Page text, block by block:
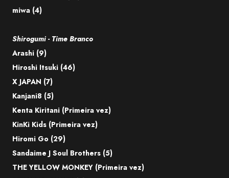
miwa (4)
Shirogumi - Time Branco
Arashi (9)
Hiroshi Itsuki (46)
X JAPAN (7)
Kanjani8 (5)
Kenta Kiritani (Primeira vez)
KinKi Kids (Primeira vez)
Hiromi Go (29)
Sandaime J Soul Brothers (5)
THE YELLOW MONKEY (Primeira vez)